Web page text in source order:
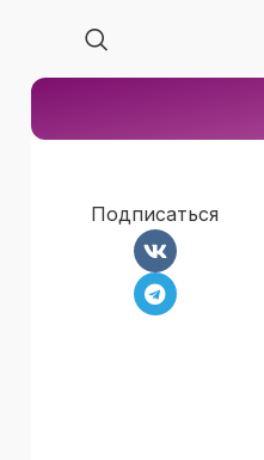
Подписаться